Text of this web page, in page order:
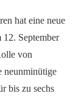
hat eine neue
September
von
neunminütige
bis zu sechs